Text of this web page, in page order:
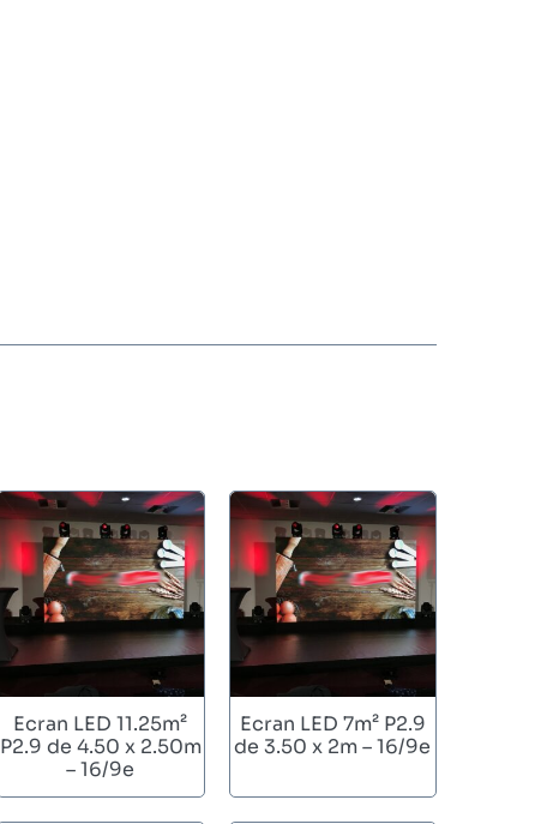
Ecran LED 11.25m²
P2.9 de 4.50 x 2.50m
– 16/9e
Ecran LED 7m² P2.9
de 3.50 x 2m – 16/9e